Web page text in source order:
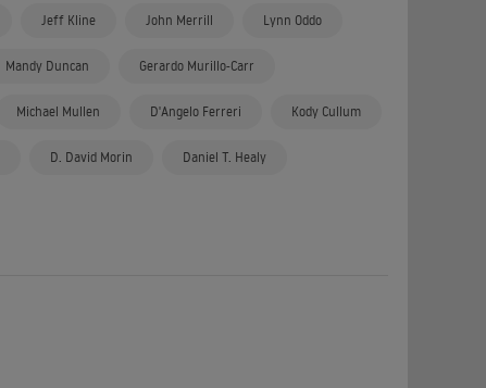
Jeff Kline John Merrill Lynn Oddo
Mandy Duncan Gerardo Murillo-Carr
Michael Mullen D'Angelo Ferreri Kody Cullum
D. David Morin Daniel T. Healy